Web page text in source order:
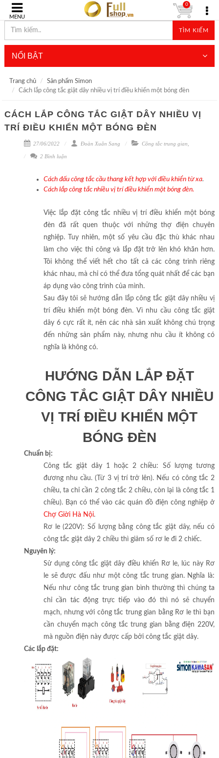
MENU
TÌM KIẾM
0
NỔI BẬT
Trang chủ
Sản phẩm Simon
Cách lắp công tắc giật dây nhiều vị trí điều khiển một bóng đèn
CÁCH LẮP CÔNG TẮC GIẬT DÂY NHIỀU VỊ
TRÍ ĐIỀU KHIỂN MỘT BÓNG ĐÈN
27/06/2022 Đoàn Xuân Sang Công tắc trung gian
2 Bình luận
Cách đấu công tắc cầu thang kết hợp với điều khiển từ xa.
Cách lắp công tắc nhiều vị trí điều khiển một bóng đèn.
Việc lắp đặt công tắc nhiều vị trí điều khiển một bóng
đèn đã rất quen thuộc với những thợ điện chuyên
nghiệp. Tuy nhiên, một số yêu cầu đặc thù khác nhau
làm cho việc thi công và lắp đặt trở lên khó khăn hơn.
Tôi không thể viết hết cho tất cả các công trình riêng
khác nhau, mà chỉ có thể đưa tổng quát nhất để các bạn
áp dụng vào công trình của mình.
Sau đây tôi sẽ hướng dẫn lắp công tắc giật dây nhiều vị
trí điều khiển một bóng đèn. Vì nhu cầu công tắc giật
dây 6 cực rất ít, nên các nhà sản xuất không chú trọng
đến những sản phẩm này, nhưng nhu cầu ít không có
nghĩa là không có.
HƯỚNG DẪN LẮP ĐẶT
CÔNG TẮC GIẬT DÂY NHIỀU
VỊ TRÍ ĐIỀU KHIỂN MỘT
BÓNG ĐÈN
Chuẩn bị:
Công tắc giật dây 1 hoặc 2 chiều: Số lượng tương
đương nhu cầu. (Từ 3 vị trí trở lên). Nếu có công tắc 2
chiều, ta chỉ cần 2 công tắc 2 chiều, còn lại là công tắc 1
chiều). Bạn có thể vào các quán đồ điện công nghiệp ở
Chợ Giời Hà Nội.
Rơ le (220V): Số lượng bằng công tắc giật dây, nếu có
công tắc giật dây 2 chiều thì giảm số rơ le đi 2 chiếc.
Nguyên lý:
Sử dụng công tắc giật dây điều khiển Rơ le, lúc này Rơ
le sẽ được đấu như một công tắc trung gian. Nghĩa là:
Nếu như công tắc trung gian bình thường thì chúng ta
chỉ cần tác động trực tiếp vào đó thì nó sẽ chuyển
mạch, nhưng với công tắc trung gian bằng Rơ le thì bạn
cần chuyển mạch công tắc trung gian bằng điện 220V,
mà nguồn điện này được cấp bởi công tắc giật dây.
Các lắp đặt: